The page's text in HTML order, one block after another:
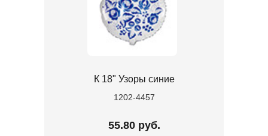
К 18" Узоры синие
1202-4457
55.80 руб.